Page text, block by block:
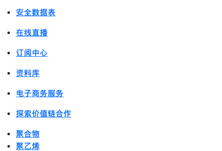
安全数据表
在线直播
订阅中心
资料库
电子商务服务
探索价值链合作
聚合物
聚乙烯